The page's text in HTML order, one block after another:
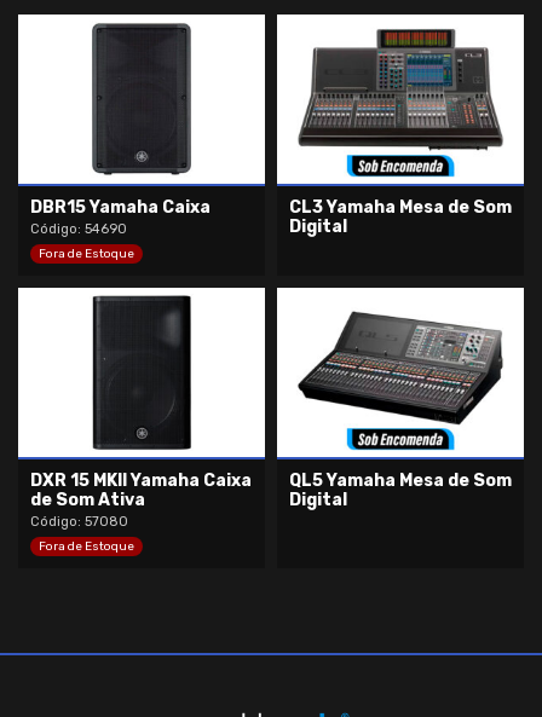
DBR15 Yamaha Caixa
Código: 54690
Fora de Estoque
CL3 Yamaha Mesa de Som
Digital
DXR 15 MKII Yamaha Caixa
de Som Ativa
Código: 57080
Fora de Estoque
QL5 Yamaha Mesa de Som
Digital